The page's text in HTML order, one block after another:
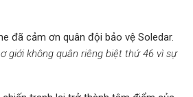
đã cảm ơn quân đội bảo vệ Soledar.
giới không quân riêng biệt thứ 46 vì sự